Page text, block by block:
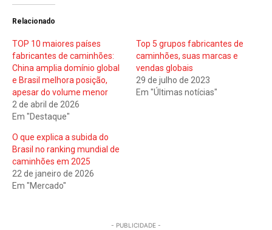
Relacionado
TOP 10 maiores países
fabricantes de caminhões:
China amplia domínio global
e Brasil melhora posição,
apesar do volume menor
2 de abril de 2026
Em "Destaque"
Top 5 grupos fabricantes de
caminhões, suas marcas e
vendas globais
29 de julho de 2023
Em "Últimas notícias"
O que explica a subida do
Brasil no ranking mundial de
caminhões em 2025
22 de janeiro de 2026
Em "Mercado"
- PUBLICIDADE -